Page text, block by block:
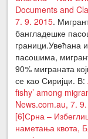
Documents and
7. 9. 2015.
бангладешке
граници.Увећана
пасошима,
90% миграната
се као Сиријци. В:
fishy’ among
News.com.au, 7.
[6]Срна –
наметања квота,